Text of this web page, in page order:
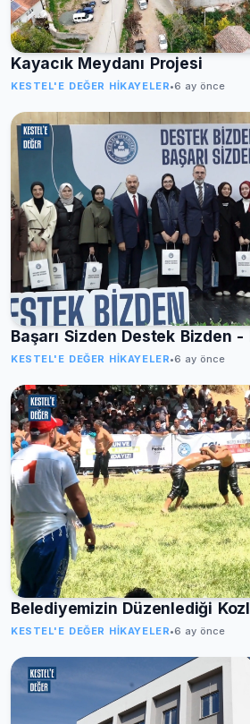
Kayacık Meydanı Projesi
KESTEL'E DEĞER HIKAYELER•6 ay önce
Başarı Sizden Destek Bizden
KESTEL'E DEĞER HIKAYELER•6 ay önce
Belediyemizin Düzenlediği
KESTEL'E DEĞER HIKAYELER•6 ay önce